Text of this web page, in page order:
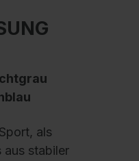
als
aus stabiler